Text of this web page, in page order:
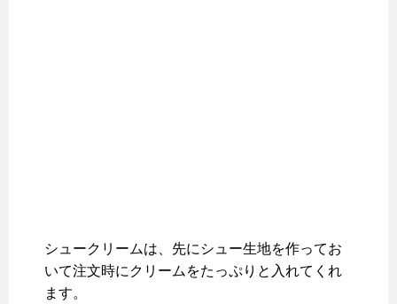
シュークリームは、先にシュー生地を作ってお
いて注文時にクリームをたっぷりと入れてくれ
ます。